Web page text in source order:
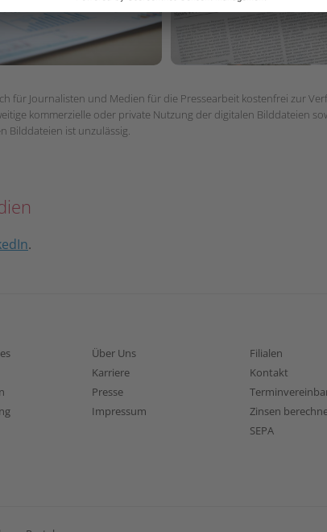
für Journalisten und Medien für die Pressearbeit kostenfrei zur
kommerzielle oder private Nutzung der digitalen Bilddateien
Bilddateien ist unzulässig.
.
Über Uns
Karriere
Presse
Impressum
Filialen
Kontakt
Zinsen
SEPA